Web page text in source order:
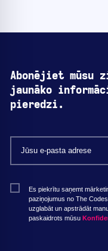
Abonējiet mūsu
jaunāko
pieredzi.
Es piekrītu saņemt
paziņojumus no The
uzglabāt un apstrādāt
paskaidrots mūsu